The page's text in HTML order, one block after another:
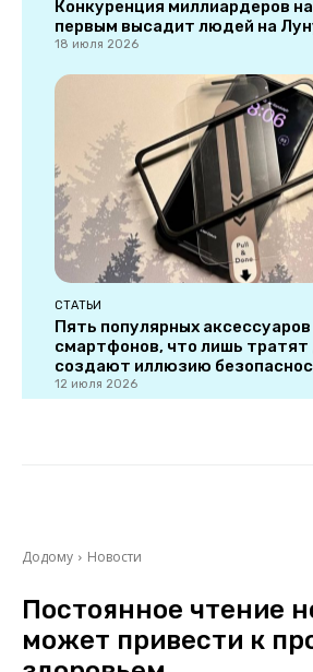
Конкуренция миллиардеров
первым высадит людей на
18 июля 2026
СТАТЬИ
Пять популярных
смартфонов, что лишь тратят
создают иллюзию
12 июля 2026